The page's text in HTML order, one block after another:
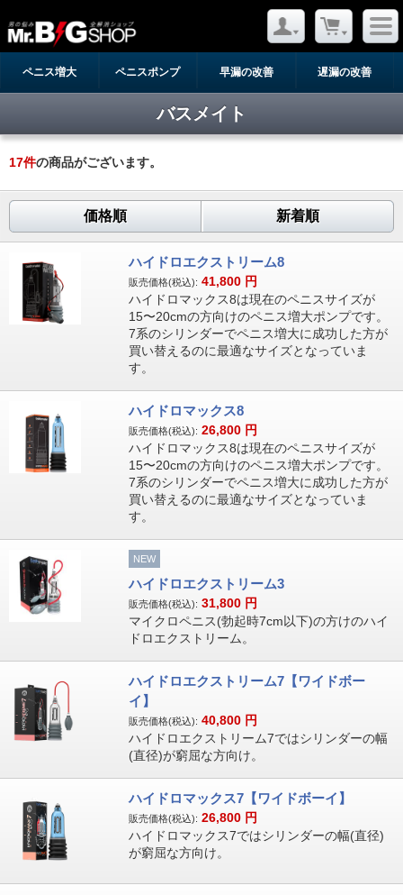
ペニス増大 ペニスポンプ 早漏の改善 遅漏の改善
バスメイト
17件の商品がございます。
価格順 新着順
ハイドロエクストリーム8
販売価格(税込): 41,800 円
ハイドロマックス8は現在のペニスサイズが
15〜20cmの方向けのペニス増大ポンプです。
7系のシリンダーでペニス増大に成功した方が
買い替えるのに最適なサイズとなっていま
す。
ハイドロマックス8
販売価格(税込): 26,800 円
ハイドロマックス8は現在のペニスサイズが
15〜20cmの方向けのペニス増大ポンプです。
7系のシリンダーでペニス増大に成功した方が
買い替えるのに最適なサイズとなっていま
す。
NEW
ハイドロエクストリーム3
販売価格(税込): 31,800 円
マイクロペニス(勃起時7cm以下)の方けのハイ
ドロエクストリーム。
ハイドロエクストリーム7【ワイドボー
イ】
販売価格(税込): 40,800 円
ハイドロエクストリーム7ではシリンダーの幅
(直径)が窮屈な方向け。
ハイドロマックス7【ワイドボーイ】
販売価格(税込): 26,800 円
ハイドロマックス7ではシリンダーの幅(直径)
が窮屈な方向け。